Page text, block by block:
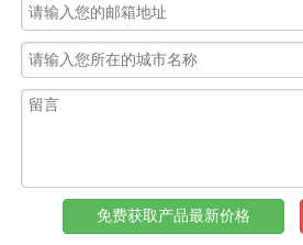
免费获取产品最新价格